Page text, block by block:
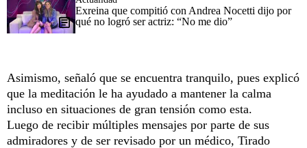
Exreina que compitió con Andrea Nocetti dijo por
qué no logró ser actriz: “No me dio”
Asimismo, señaló que se encuentra tranquilo, pues explicó
que la meditación le ha ayudado a mantener la calma
incluso en situaciones de gran tensión como esta.
Luego de recibir múltiples mensajes por parte de sus
admiradores y de ser revisado por un médico, Tirado